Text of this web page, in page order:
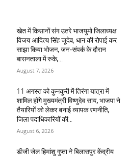
खेत में किसानों संग उतरे भाजयुमो जिलाध्यक्ष
विजय आदित्य सिंह जूदेव, धान की रोपाई कर
साझा किया भोजन, जन-संपर्क के दौरान
बासनताला में रुके,...
August 7, 2026
11 अगस्त को कुनकुरी में तिरंगा यात्रा में
शामिल होंगे मुख्यमंत्री विष्णुदेव साय, भाजपा ने
तैयारियों को लेकर बनाई व्यापक रणनीति,
जिला पदाधिकारियों की...
August 6, 2026
डीजी जेल हिमांशु गुप्ता ने बिलासपुर केंद्रीय